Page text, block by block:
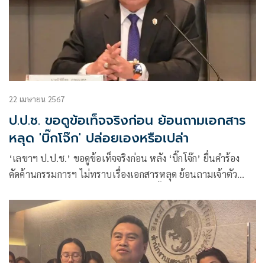
22 เมษายน 2567
ป.ป.ช. ขอดูข้อเท็จจริงก่อน ย้อนถามเอกสาร
หลุด 'บิ๊กโจ๊ก' ปล่อยเองหรือเปล่า
‘เลขาฯ ป.ป.ช.’ ขอดูข้อเท็จจริงก่อน หลัง ‘บิ๊กโจ๊ก’ ยื่นคำร้อง
คัดค้านกรรมการฯ ไม่ทราบเรื่องเอกสารหลุด ย้อนถามเจ้าตัว